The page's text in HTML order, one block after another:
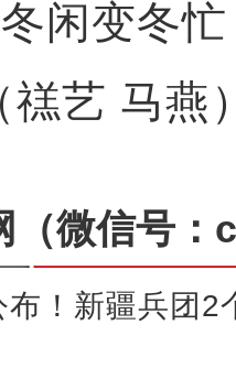
闲变冬
艺 马燕
（微信号
布！新疆兵团2
| 创业者青年古丽